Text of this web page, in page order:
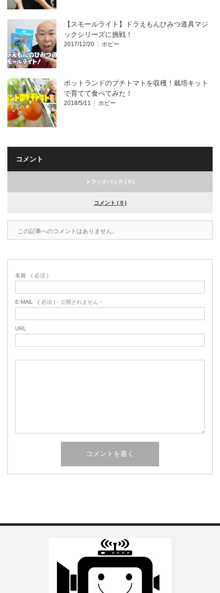
【スモールライト】ドラえもんひみつ道具マジ
ックシリーズに挑戦！
2017/12/20 ホビー
ポットランドのプチトマトを収穫！栽培キット
で育てて食べてみた！
2018/5/11 ホビー
コメント
トラックバック ( 0 )
コメント ( 0 )
この記事へのコメントはありません。
名前 ( 必須 )
E-MAIL ( 必須 ) - 公開されません -
URL